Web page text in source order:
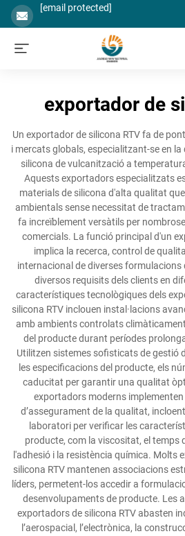
[email protected]
exportador de
Un exportador de silicona RTV fa de
i mercats globals, especialitzant-se en
silicona de vulcanització a
Aquests exportadors especialitzats
materials de silicona d'alta qualitat
ambientals sense necessitat de
fa increïblement versàtils per
comercials. La funció principal d'un
implica la recerca, control de
internacional de diverses formulacions
diversos requisits dels clients en
característiques tecnològiques dels
silicona RTV inclouen instal·lacions
amb ambients controlats
del producte durant períodes
Utilitzen sistemes sofisticats de gestió
les especificacions del producte, els
caducitat per garantir una qualitat
exportadors moderns
d’assegurament de la qualitat,
laboratori per verificar les
producte, com la viscositat, el temps
l'adhesió i la resistència química. Molts
silicona RTV mantenen associacions
líders, permetent-los accedir a
desenvolupaments de producte. Les
exportadors de silicona RTV abasten
l’aerospacial, l’electrònica, la